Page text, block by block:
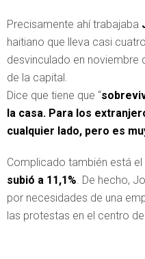
Precisamente ahí trabajaba
haitiano que lleva casi
desvinculado en noviembre
de la capital.
Dice que tiene que “
la casa. Para los
cualquier lado, pero es
Complicado también está el
subió a 11,1%. De hecho,
por necesidades de una
las protestas en el centro